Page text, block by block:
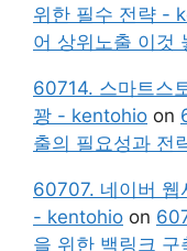
위한 필수 전략 -
어 상위노출 이것
60714. 스마트스
꽝 - kentohio on
출의 필요성과 전
60707. 네이버 웹
- kentohio on
을 위한 백링크